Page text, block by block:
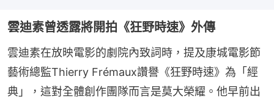
雲迪素曾透露將開拍《狂野時速》外傳
雲迪素在放映電影的劇院內致詞時，提及康城電影節
藝術總監Thierry Frémaux讚譽《狂野時速》為「經
典」，這對全體創作團隊而言是莫大榮耀。他早前出